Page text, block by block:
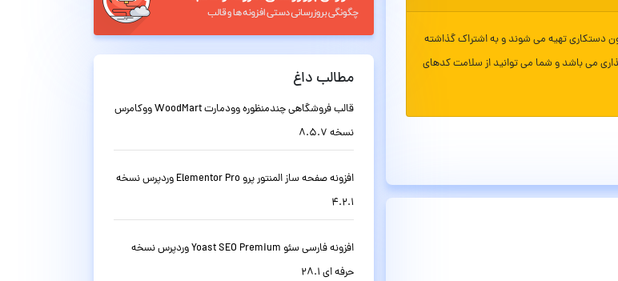
دستکاری تهیه می شوند و به اشتراک گذاشته
می باشد و شما می توانید از سلامت کدهای
مطالب داغ
قالب فروشگاهی چندمنظوره وودمارت WoodMart ووکامرس
نسخه 8.5.7
افزونه صفحه ساز المنتور پرو Elementor Pro وردپرس نسخه
4.2.1
افزونه فارسی سئو Yoast SEO Premium وردپرس نسخه
حرفه ای 28.1